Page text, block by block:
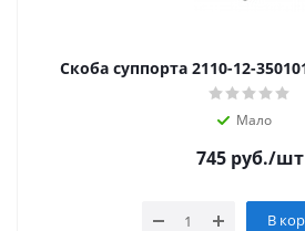
Скоба суппорта 2110-12-
Мало
745руб./шт
В